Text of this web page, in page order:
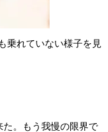
乗れていない様子を見
た。もう我慢の限界で